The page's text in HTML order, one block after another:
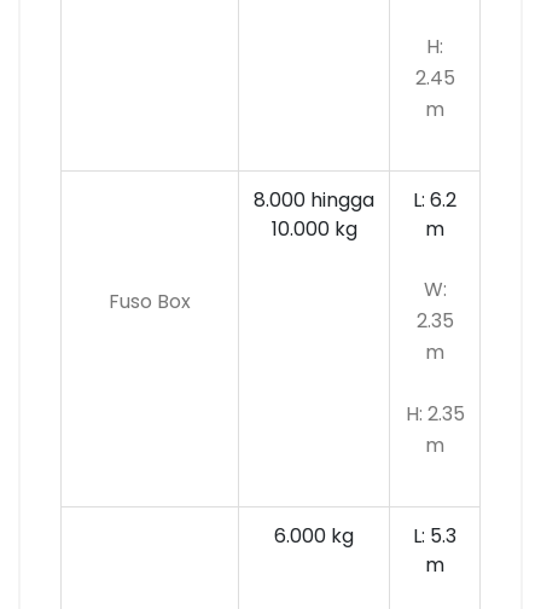
H:
2.45
m
Fuso Box
8.000 hingga
10.000 kg
L: 6.2
m
W:
2.35
m
H: 2.35
m
6.000 kg
L: 5.3
m